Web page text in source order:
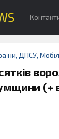
, ДПСУ,
(+